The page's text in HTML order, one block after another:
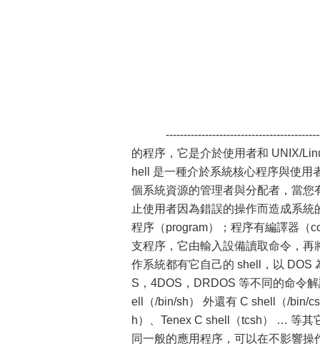
的程序，它是介於使用者和 UNIX/
hell 是一種介於系統核心程序與使用
個系統資源的管理者與分配者，當
止使用者因為錯誤的操作而造成系
程序（program）；程序有編譯器（
支程序，它由輸入設備讀取命令
作系統都有它自己的 shell，以 DOS
S，4DOS，DRDOS 等不同的命令
ell（/bin/sh） 外還有 C shell（/bin/
h）、Tenex C shell（tcsh） … 等其
同一般的應用程序，可以在不影響操